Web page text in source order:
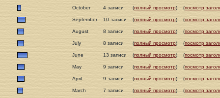
October 4 записи (полный просмотр) (посмотр
September 10 записи (полный просмотр) (посмотр
August 8 записи (полный просмотр) (посмотр
July 8 записи (полный просмотр) (посмотр
June 13 записи (полный просмотр) (посмотр
May 9 записи (полный просмотр) (посмотр
April 9 записи (полный просмотр) (посмотр
March 7 записи (полный просмотр) (посмотр